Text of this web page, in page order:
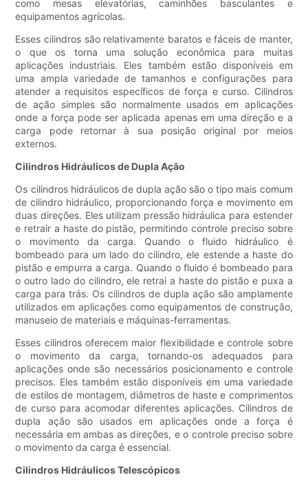
como mesas elevatórias, caminhões basculantes e
equipamentos agrícolas.
Esses cilindros são relativamente baratos e fáceis de manter,
o que os torna uma solução econômica para muitas
aplicações industriais. Eles também estão disponíveis em
uma ampla variedade de tamanhos e configurações para
atender a requisitos específicos de força e curso. Cilindros
de ação simples são normalmente usados ​​em aplicações
onde a força pode ser aplicada apenas em uma direção e a
carga pode retornar à sua posição original por meios
externos.
Cilindros Hidráulicos de Dupla Ação
Os cilindros hidráulicos de dupla ação são o tipo mais comum
de cilindro hidráulico, proporcionando força e movimento em
duas direções. Eles utilizam pressão hidráulica para estender
e retrair a haste do pistão, permitindo controle preciso sobre
o movimento da carga. Quando o fluido hidráulico é
bombeado para um lado do cilindro, ele estende a haste do
pistão e empurra a carga. Quando o fluido é bombeado para
o outro lado do cilindro, ele retrai a haste do pistão e puxa a
carga para trás. Os cilindros de dupla ação são amplamente
utilizados em aplicações como equipamentos de construção,
manuseio de materiais e máquinas-ferramentas.
Esses cilindros oferecem maior flexibilidade e controle sobre
o movimento da carga, tornando-os adequados para
aplicações onde são necessários posicionamento e controle
precisos. Eles também estão disponíveis em uma variedade
de estilos de montagem, diâmetros de haste e comprimentos
de curso para acomodar diferentes aplicações. Cilindros de
dupla ação são usados ​​em aplicações onde a força é
necessária em ambas as direções, e o controle preciso sobre
o movimento da carga é essencial.
Cilindros Hidráulicos Telescópicos